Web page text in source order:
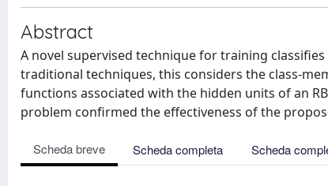
Abstract
A novel supervised technique for training
traditional techniques, this considers the class-
functions associated with the hidden units of an
problem confirmed the effectiveness of the
Scheda breve Scheda completa Scheda